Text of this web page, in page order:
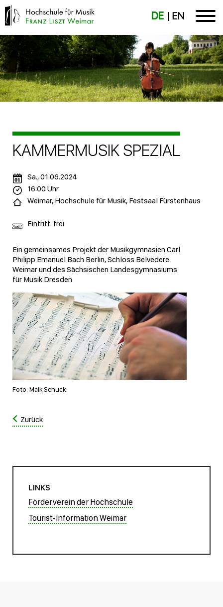
DE EN
KAMMERMUSIK SPEZIAL
Ein gemeinsames Projekt der Musikgymnasien Carl
Philipp Emanuel Bach Berlin, Schloss Belvedere
Weimar und des Sächsischen Landesgymnasiums
für Musik Dresden
Foto: Maik Schuck
Sa., 01.06.2024
16:00 Uhr
Weimar, Hochschule für Musik, Festsaal Fürstenhaus
Eintritt: frei
Zurück
LINKS
Förderverein der Hochschule
Tourist-Information Weimar